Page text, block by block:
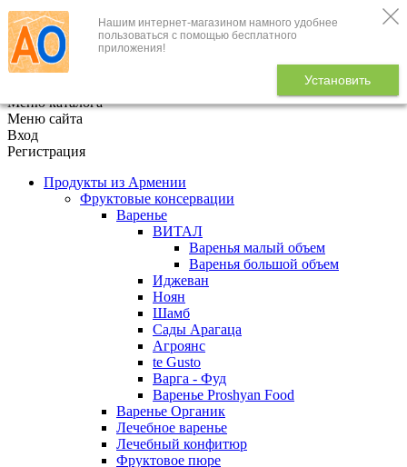
Нашим интернет-магазином намного удобнее
пользоваться с помощью бесплатного
приложения!
Установить
+7 (495) 646-888-1
В корзине
Меню каталога
Меню сайта
Вход
Регистрация
Продукты из Армении
Фруктовые консервации
Варенье
ВИТАЛ
Варенья малый объем
Варенья большой объем
Иджеван
Ноян
Шамб
Сады Арагаца
Агроянс
te Gusto
Варга - Фуд
Варенье Proshyan Food
Варенье Органик
Лечебное варенье
Лечебный конфитюр
Фруктовое пюре